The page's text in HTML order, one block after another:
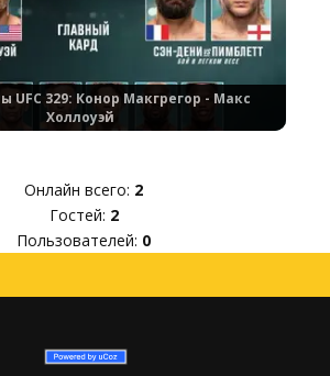
UFC 329: Конор Макгрегор - Макс
Холлоуэй
Онлайн всего: 2
Гостей: 2
Пользователей: 0